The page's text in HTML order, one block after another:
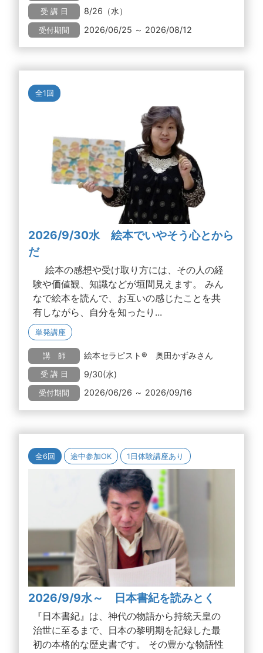
受 講 日 8/26（水）
受付期間 2026/06/25 ～ 2026/08/12
全1回
2026/9/30水 絵本でいやそう心とから
だ
絵本の感想や受け取り方には、その人の経
験や価値観、知識などが垣間見えます。 みん
なで絵本を読んで、お互いの感じたことを共
有しながら、自分を知ったり...
単発講座
講 師 絵本セラピスト® 奥田かずみさん
受 講 日 9/30(水)
受付期間 2026/06/26 ～ 2026/09/16
全6回 途中参加OK 1日体験講座あり
2026/9/9水～ 日本書紀を読みとく
『日本書紀』は、神代の物語から持統天皇の
治世に至るまで、日本の黎明期を記録した最
初の本格的な歴史書です。 その豊かな物語性